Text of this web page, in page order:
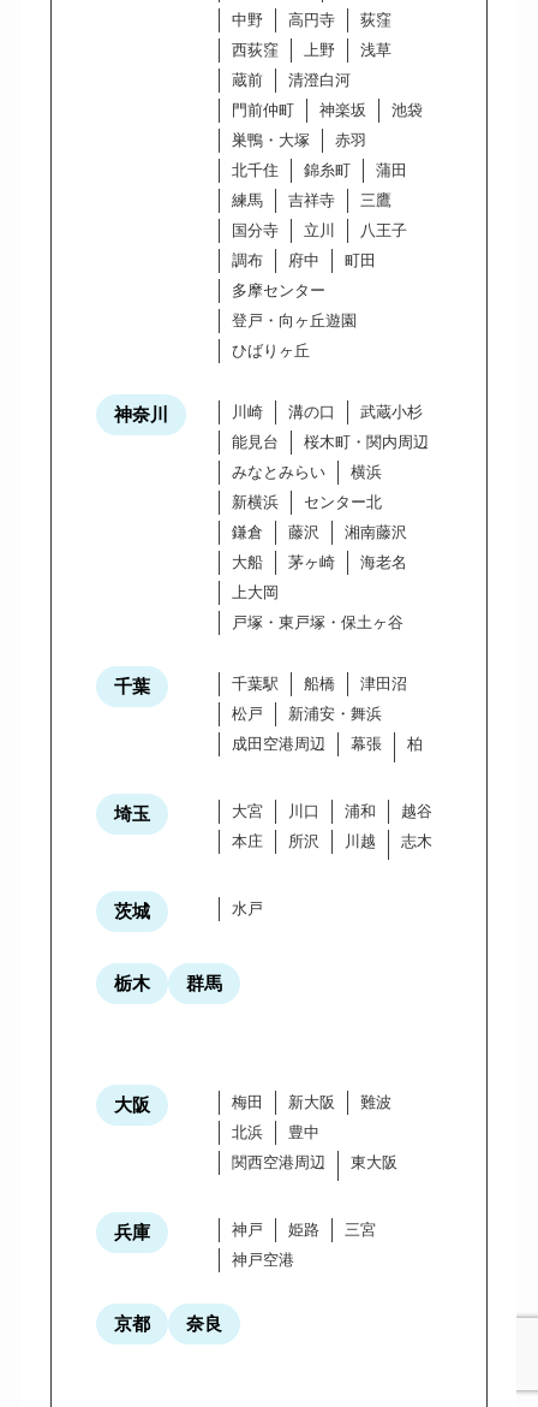
中野
高円寺
荻窪
西荻窪
上野
浅草
蔵前
清澄白河
門前仲町
神楽坂
池袋
巣鴨・大塚
赤羽
北千住
錦糸町
蒲田
練馬
吉祥寺
三鷹
国分寺
立川
八王子
調布
府中
町田
多摩センター
登戸・向ヶ丘遊園
ひばりヶ丘
神奈川 川崎 溝の口
武蔵小杉
能見台
桜木町・関内周辺
みなとみらい
横浜
新横浜
センター北
鎌倉
藤沢
湘南藤沢
大船
茅ヶ崎
海老名
上大岡
戸塚・東戸塚・保土ヶ谷
千葉 千葉駅 船橋
津田沼
松戸
新浦安・舞浜
成田空港周辺
幕張 柏
埼玉 大宮 川口 浦和
越谷
本庄
所沢 川越 志木
茨城 水戸
栃木 群馬
大阪 梅田 新大阪
難波
北浜
豊中
関西空港周辺
東大阪
兵庫 神戸 姫路
三宮
神戸空港
京都 奈良